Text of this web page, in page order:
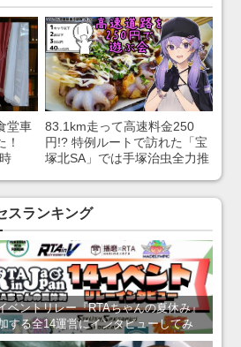
堂車
83.1km走って高速料金250
円!? 特例ルートで訪れた「宝
塚北SA」では手塚治虫全力推
スランキング
ベントリレー『RTAちゃんの夏休み』
する全14運営にインタビューしてみ
RTA in Japan」のチャンネルの貸し